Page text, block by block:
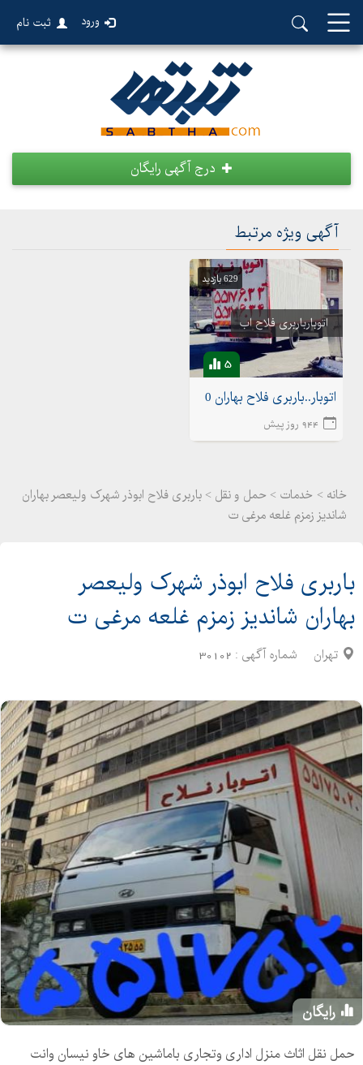
ورود ثبت نام
درج آگهی رایگان
آگهی ویژه مرتبط
629 بازدید
اتوبارباربری فلاح اب
5
اتوبار..باربری فلاح بهاران 02155175020اتوبار شهرک ولیعصر
944 روز پیش
خانه > خدمات > حمل و نقل > باربری فلاح ابوذر شهرک ولیعصر بهاران
شاندیز زمزم غلعه مرغی ت
باربری فلاح ابوذر شهرک ولیعصر
بهاران شاندیز زمزم غلعه مرغی ت
تهران شماره آگهی : 30102
رایگان
حمل نقل اثاث منزل اداری وتجاری باماشین های خاو نیسان وانت